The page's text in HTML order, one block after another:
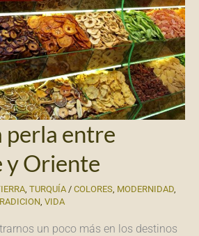
perla entre
y Oriente
TURQUÍA / COLORES MODERNIDAD
VIDA
un poco más en los destinos